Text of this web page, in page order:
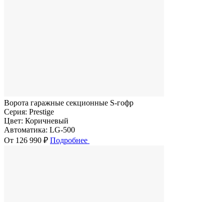
Ворота гаражные секционные S-гофр
Серия: Prestige
Цвет: Коричневый
Автоматика: LG-500
От 126 990 ₽ Подробнее